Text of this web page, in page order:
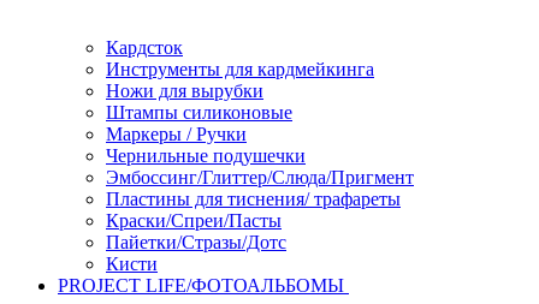
Кардсток
Инструменты для кардмейкинга
Ножи для вырубки
Штампы силиконовые
Маркеры / Ручки
Чернильные подушечки
Эмбоссинг/Глиттер/Слюда/Пригмент
Пластины для тиснения/ трафареты
Краски/Спреи/Пасты
Пайетки/Стразы/Дотс
Кисти
PROJECT LIFE/ФОТОАЛЬБОМЫ